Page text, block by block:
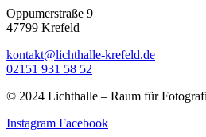
Oppumerstraße 9
47799 Krefeld
kontakt@lichthalle-krefeld.de
02151 931 58 52
© 2024 Lichthalle – Raum für
Instagram Facebook